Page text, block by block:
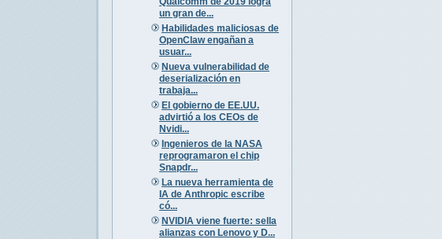
un gran de...
Habilidades maliciosas de
OpenClaw engañan a
usuar...
Nueva vulnerabilidad de
deserialización en
trabaja...
El gobierno de EE.UU.
advirtió a los CEOs de
Nvidi...
Ingenieros de la NASA
reprogramaron el chip
Snapdr...
La nueva herramienta de
IA de Anthropic escribe
có...
NVIDIA viene fuerte: sella
alianzas con Lenovo y D...